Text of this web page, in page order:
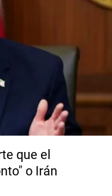
que el
o Irán